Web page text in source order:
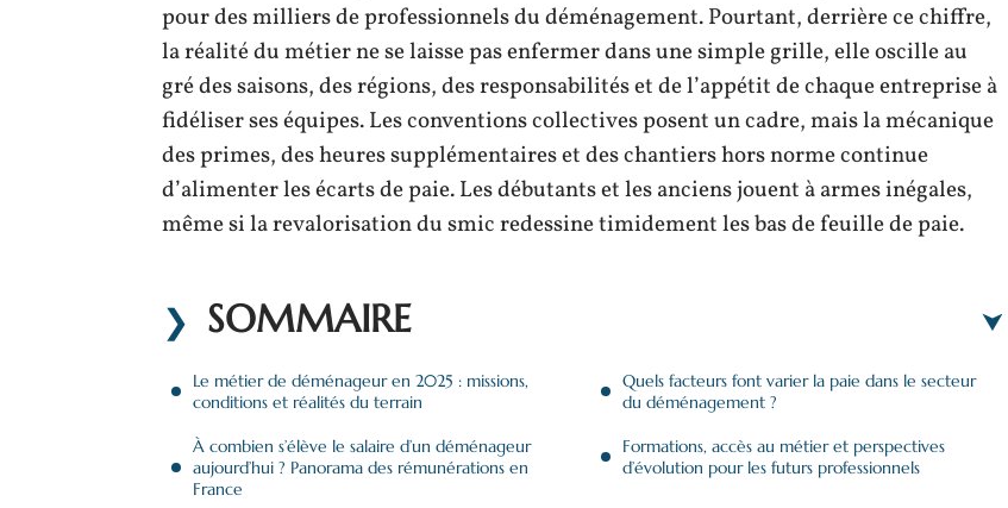
pour des milliers de professionnels du déménagement. Pourtant, derrière ce chiffre,
la réalité du métier ne se laisse pas enfermer dans une simple grille, elle oscille au
gré des saisons, des régions, des responsabilités et de l’appétit de chaque entreprise à
fidéliser ses équipes. Les conventions collectives posent un cadre, mais la mécanique
des primes, des heures supplémentaires et des chantiers hors norme continue
d’alimenter les écarts de paie. Les débutants et les anciens jouent à armes inégales,
même si la revalorisation du smic redessine timidement les bas de feuille de paie.
SOMMAIRE
Le métier de déménageur en 2025 : missions,
conditions et réalités du terrain
À combien s’élève le salaire d’un déménageur
aujourd’hui ? Panorama des rémunérations en
France
Quels facteurs font varier la paie dans le secteur
du déménagement ?
Formations, accès au métier et perspectives
d’évolution pour les futurs professionnels